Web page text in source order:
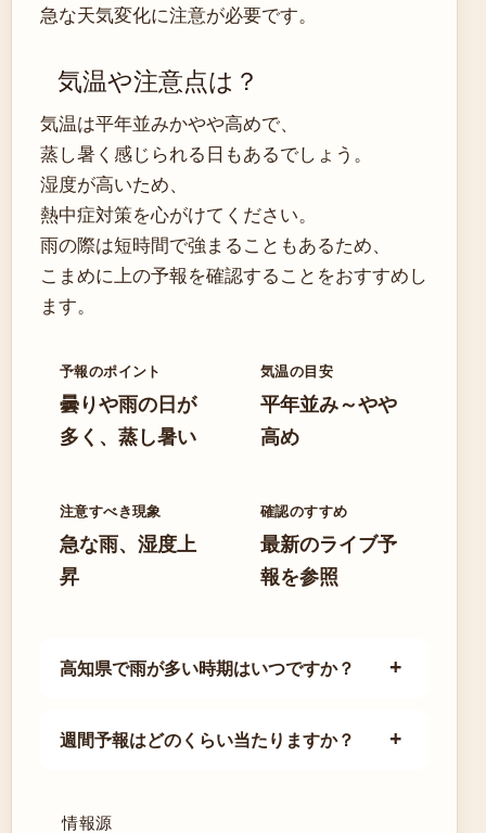
急な天気変化に注意が必要です。
気温や注意点は？
気温は平年並みかやや高めで、
蒸し暑く感じられる日もあるでしょう。
湿度が高いため、
熱中症対策を心がけてください。
雨の際は短時間で強まることもあるため、
こまめに上の予報を確認することをおすすめし
ます。
予報のポイント
曇りや雨の日が
多く、蒸し暑い
気温の目安
平年並み～やや
高め
注意すべき現象
急な雨、湿度上
昇
確認のすすめ
最新のライブ予
報を参照
高知県で雨が多い時期はいつですか？
週間予報はどのくらい当たりますか？
情報源